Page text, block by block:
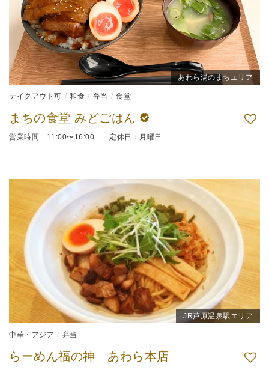
あわら湯のまちエリア
テイクアウト可 和食 弁当 食堂
まちの食堂 みどごはん
営業時間 11:00〜16:00 定休日：月曜日
JR芦原温泉駅エリア
中華・アジア 弁当
らーめん福の神 あわら本店